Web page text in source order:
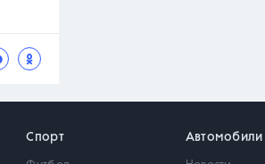
Спорт Автомобили